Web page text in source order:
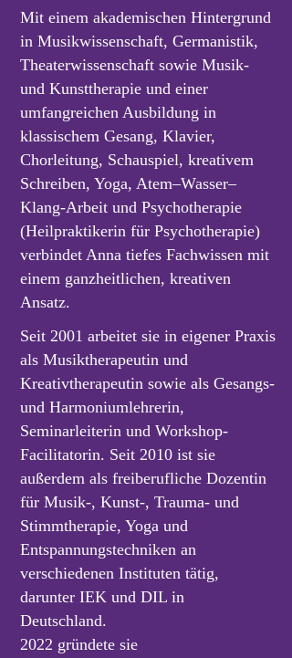
Mit einem akademischen Hintergrund
in Musikwissenschaft, Germanistik,
Theaterwissenschaft sowie Musik-
und Kunsttherapie und einer
umfangreichen Ausbildung in
klassischem Gesang, Klavier,
Chorleitung, Schauspiel, kreativem
Schreiben, Yoga, Atem–Wasser–
Klang-Arbeit und Psychotherapie
(Heilpraktikerin für Psychotherapie)
verbindet Anna tiefes Fachwissen mit
einem ganzheitlichen, kreativen
Ansatz.
Seit 2001 arbeitet sie in eigener Praxis
als Musiktherapeutin und
Kreativtherapeutin sowie als Gesangs-
und Harmoniumlehrerin,
Seminarleiterin und Workshop-
Facilitatorin. Seit 2010 ist sie
außerdem als freiberufliche Dozentin
für Musik-, Kunst-, Trauma- und
Stimmtherapie, Yoga und
Entspannungstechniken an
verschiedenen Instituten tätig,
darunter IEK und DIL in
Deutschland.
2022 gründete sie